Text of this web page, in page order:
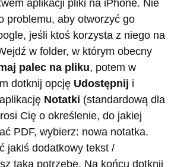
aplikacji pliki na iPhone. Nie
problemu, aby otworzyć go
jeśli ktoś korzysta z niego na
w folder, w którym obecny
palec na pliku, potem w
dotknij opcję Udostępnij i
Notatki (standardową dla
Cię o określenie, do jakiej
PDF, wybierz: nowa notatka.
jakiś dodatkowy tekst /
taką potrzebę. Na końcu dotknij